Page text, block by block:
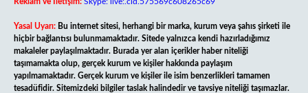
Yasal Uyarı: Bu internet sitesi, herhangi bir marka, kurum veya şahıs şirketi ile
hiçbir bağlantısı bulunmamaktadır. Sitede yalnızca kendi hazırladığımız
makaleler paylaşılmaktadır. Burada yer alan içerikler haber niteliği
taşımamakta olup, gerçek kurum ve kişiler hakkında paylaşım
yapılmamaktadır. Gerçek kurum ve kişiler ile isim benzerlikleri tamamen
tesadüfidir. Sitemizdeki bilgiler taslak halindedir ve tavsiye niteliği taşımazlar.